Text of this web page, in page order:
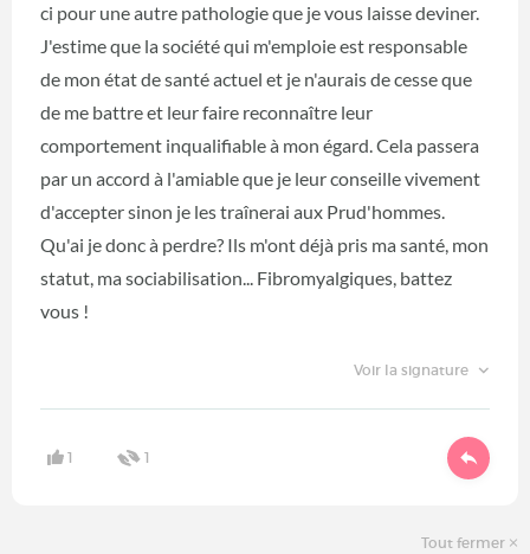
ci pour une autre pathologie que je vous laisse deviner.
J'estime que la société qui m'emploie est responsable
de mon état de santé actuel et je n'aurais de cesse que
de me battre et leur faire reconnaître leur
comportement inqualifiable à mon égard. Cela passera
par un accord à l'amiable que je leur conseille vivement
d'accepter sinon je les traînerai aux Prud'hommes.
Qu'ai je donc à perdre? Ils m'ont déjà pris ma santé, mon
statut, ma sociabilisation... Fibromyalgiques, battez
vous !
Voir la signature
1 1
Tout fermer